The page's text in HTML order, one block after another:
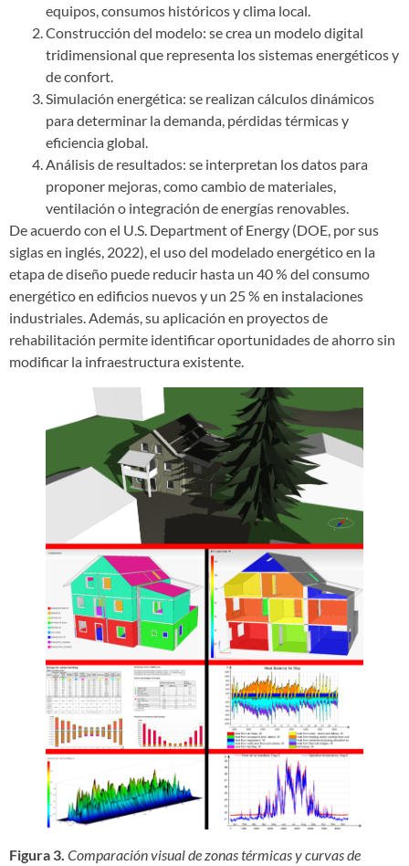
equipos, consumos históricos y clima local.
Construcción del modelo: se crea un modelo digital
tridimensional que representa los sistemas energéticos y
de confort.
Simulación energética: se realizan cálculos dinámicos
para determinar la demanda, pérdidas térmicas y
eficiencia global.
Análisis de resultados: se interpretan los datos para
proponer mejoras, como cambio de materiales,
ventilación o integración de energías renovables.
De acuerdo con el U.S. Department of Energy (DOE, por sus
siglas en inglés, 2022), el uso del modelado energético en la
etapa de diseño puede reducir hasta un 40 % del consumo
energético en edificios nuevos y un 25 % en instalaciones
industriales. Además, su aplicación en proyectos de
rehabilitación permite identificar oportunidades de ahorro sin
modificar la infraestructura existente.
Figura 3. Comparación visual de zonas térmicas y curvas de